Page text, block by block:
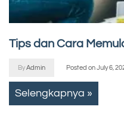
Tips dan Cara
ByAdmin Posted onJuly 6,
Selengkapnya »